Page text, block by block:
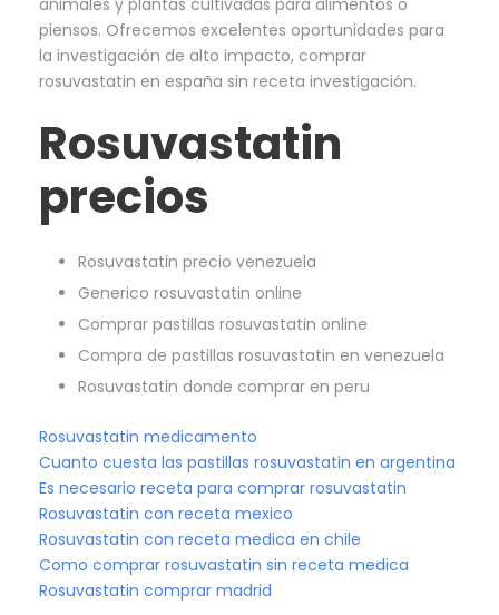
animales y plantas cultivadas para alimentos o
piensos. Ofrecemos excelentes oportunidades para
la investigación de alto impacto, comprar
rosuvastatin en españa sin receta investigación.
Rosuvastatin
precios
Rosuvastatin precio venezuela
Generico rosuvastatin online
Comprar pastillas rosuvastatin online
Compra de pastillas rosuvastatin en venezuela
Rosuvastatin donde comprar en peru
Rosuvastatin medicamento
Cuanto cuesta las pastillas rosuvastatin en argentina
Es necesario receta para comprar rosuvastatin
Rosuvastatin con receta mexico
Rosuvastatin con receta medica en chile
Como comprar rosuvastatin sin receta medica
Rosuvastatin comprar madrid